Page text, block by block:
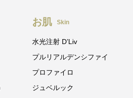
お肌 Skin
水光注射 D’Liv
プルリアルデンシファイ
プロファイロ
ジュベルック